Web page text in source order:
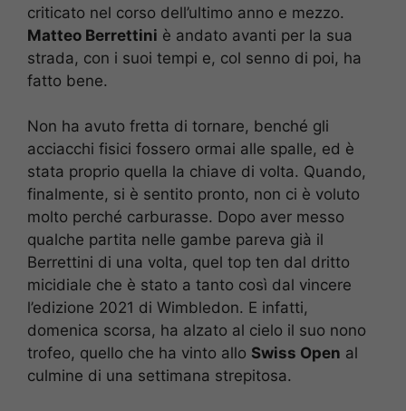
criticato nel corso dell’ultimo anno e mezzo.
Matteo Berrettini è andato avanti per la sua
strada, con i suoi tempi e, col senno di poi, ha
fatto bene.
Non ha avuto fretta di tornare, benché gli
acciacchi fisici fossero ormai alle spalle, ed è
stata proprio quella la chiave di volta. Quando,
finalmente, si è sentito pronto, non ci è voluto
molto perché carburasse. Dopo aver messo
qualche partita nelle gambe pareva già il
Berrettini di una volta, quel top ten dal dritto
micidiale che è stato a tanto così dal vincere
l’edizione 2021 di Wimbledon. E infatti,
domenica scorsa, ha alzato al cielo il suo nono
trofeo, quello che ha vinto allo Swiss Open al
culmine di una settimana strepitosa.